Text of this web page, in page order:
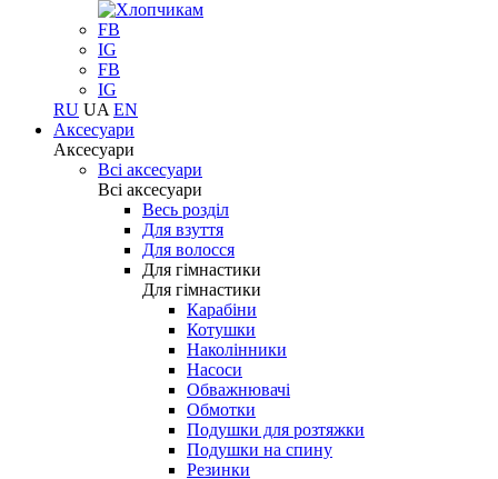
FB
IG
FB
IG
RU UA EN
Аксесуари
Аксесуари
Всі аксесуари
Всі аксесуари
Весь розділ
Для взуття
Для волосся
Для гімнастики
Для гімнастики
Карабіни
Котушки
Наколінники
Насоси
Обважнювачі
Обмотки
Подушки для розтяжки
Подушки на спину
Резинки